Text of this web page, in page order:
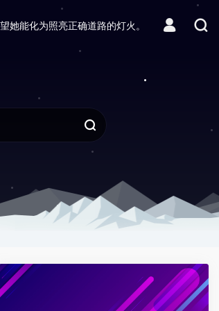
她能化为照亮正确道路的灯火。